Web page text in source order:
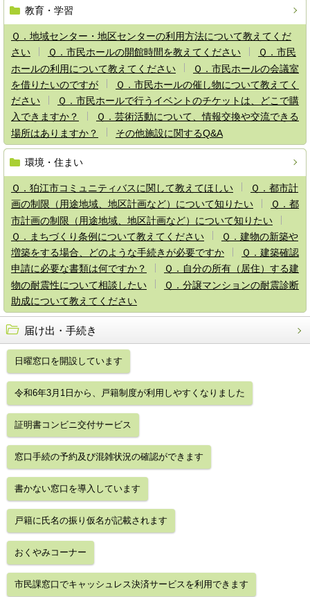
教育・学習
Ｑ．地域センター・地区センターの利用方法について教えてくだ
さい
Ｑ．市民ホールの開館時間を教えてください
Ｑ．市民
ホールの利用について教えてください
Ｑ．市民ホールの会議室
を借りたいのですが
Ｑ．市民ホールの催し物について教えてく
ださい
Ｑ．市民ホールで行うイベントのチケットは、どこで購
入できますか？
Ｑ．芸術活動について、情報交換や交流できる
場所はありますか？
その他施設に関するQ&A
環境・住まい
Ｑ．狛江市コミュニティバスに関して教えてほしい
Ｑ．都市計
画の制限（用途地域、地区計画など）について知りたい
Ｑ．都
市計画の制限（用途地域、地区計画など）について知りたい
Ｑ．まちづくり条例について教えてください
Ｑ．建物の新築や
増築をする場合、どのような手続きが必要ですか
Ｑ．建築確認
申請に必要な書類は何ですか？
Ｑ．自分の所有（居住）する建
物の耐震性について相談したい
Ｑ．分譲マンションの耐震診断
助成について教えてください
届け出・手続き
日曜窓口を開設しています
令和6年3月1日から、戸籍制度が利用しやすくなりました
証明書コンビニ交付サービス
窓口手続の予約及び混雑状況の確認ができます
書かない窓口を導入しています
戸籍に氏名の振り仮名が記載されます
おくやみコーナー
市民課窓口でキャッシュレス決済サービスを利用できます